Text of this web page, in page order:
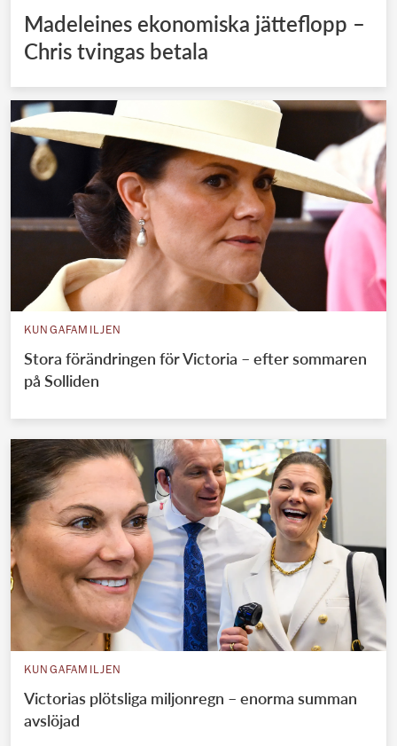
Madeleines ekonomiska jätteflopp –
Chris tvingas betala
KUNGAFAMILJEN
Stora förändringen för Victoria – efter sommaren
på Solliden
KUNGAFAMILJEN
Victorias plötsliga miljonregn – enorma summan
avslöjad